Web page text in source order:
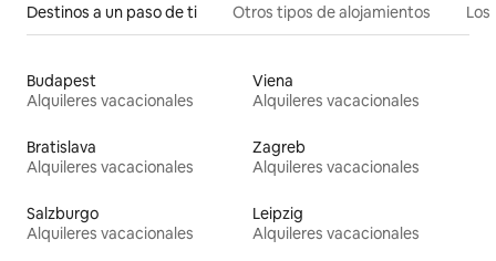
Destinos a un paso de ti Otros tipos de alojamientos
Budapest
Alquileres vacacionales
Viena
Alquileres vacacionales
Bratislava
Alquileres vacacionales
Zagreb
Alquileres vacacionales
Salzburgo
Alquileres vacacionales
Leipzig
Alquileres vacacionales